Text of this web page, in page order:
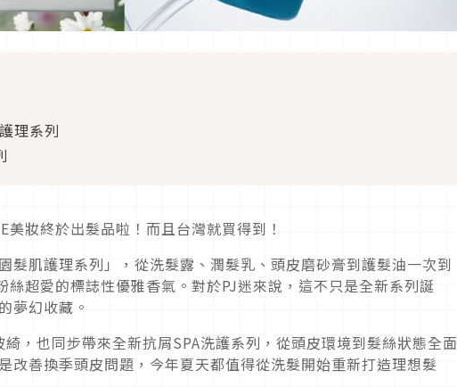
理系列
妝終於出髮品啦！而且台灣就買得到！
髮肌護理系列」，從洗髮露、潤髮乳、頭皮磨砂膏到護髮油一次到
超愛的標誌性優雅香氣。對於PJ迷來說，這不只是全新系列誕
夢幻收藏。
，也同步帶來全新抗屑SPA洗護系列，從頭皮環境到髮絲狀態全面
改善換季頭皮問題，今年夏天都值得從洗髮開始重新打造理想髮